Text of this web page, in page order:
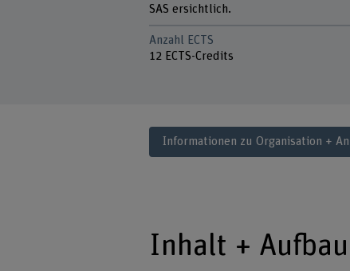
SAS ersichtlich.
Anzahl ECTS
12 ECTS-Credits
Informationen zu Organisation +
Inhalt + Aufbau